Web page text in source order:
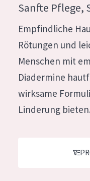
PRODUKTTYP
Feuchtigkeit und
Faltenreduzierung
Hautregeneration
PRODUKTTYP
French
German
Spanish
Greek
Sanfte Pflege,
Empfindliche
Rötungen und
Menschen mit
Diadermine
wirksame
Linderung bieten.